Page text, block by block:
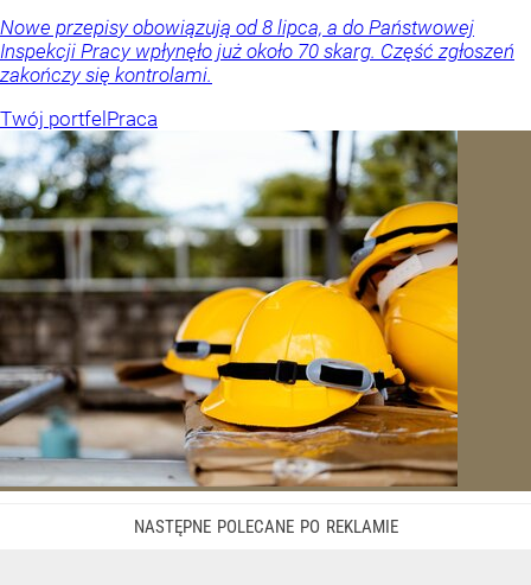
Nowe przepisy obowiązują od 8 lipca, a do Państwowej
Inspekcji Pracy wpłynęło już około 70 skarg. Część zgłoszeń
zakończy się kontrolami.
Twój portfel Praca